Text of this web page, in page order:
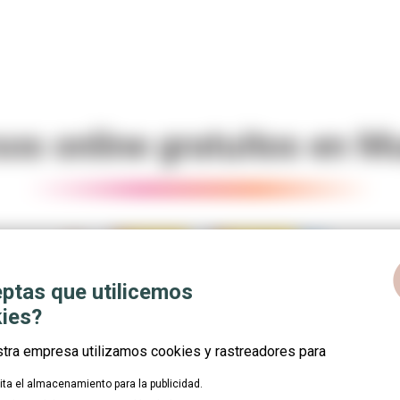
online gratuitos en
100% gratuita.Se trata de cursos subvencionados de
laboral. ¿Te apuntas??
que utilicemos
empresa utilizamos cookies y rastreadores para
el almacenamiento para la publicidad.